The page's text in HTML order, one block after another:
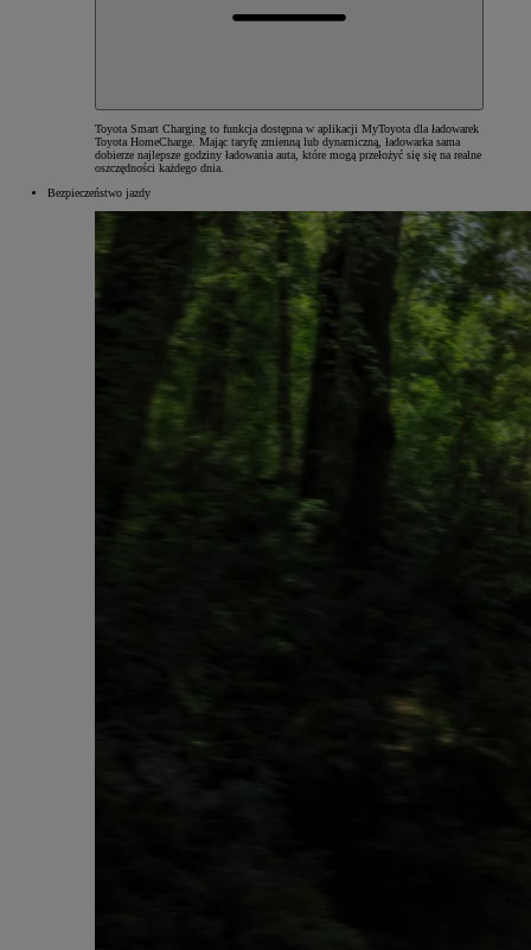
Toyota Smart Charging to funkcja dostępna w aplikacji MyToyota dla ładowarek
Toyota HomeCharge. Mając taryfę zmienną lub dynamiczną, ładowarka sama
dobierze najlepsze godziny ładowania auta, które mogą przełożyć się się na realne
oszczędności każdego dnia.
Bezpieczeństwo jazdy